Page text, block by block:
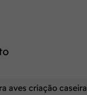
aves criação caseira